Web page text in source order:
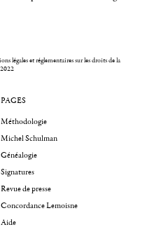
légales et réglementaires sur les droits de la
PAGES
Méthodologie
Michel Schulman
Généalogie
Signatures
Revue de presse
Concordance Lemoisne
Aide